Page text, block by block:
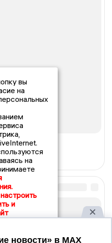
вы
на
на
настроить
и